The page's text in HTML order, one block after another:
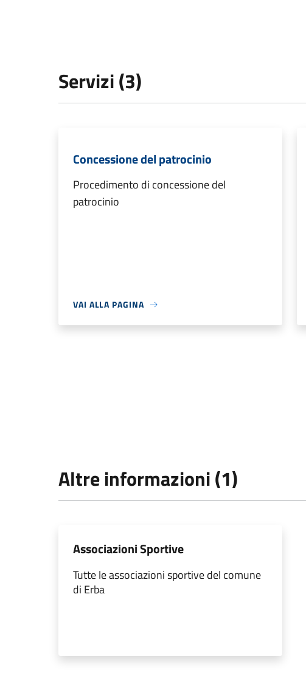
Servizi (3)
Concessione del patrocinio
Procedimento di concessione del
patrocinio
VAI ALLA PAGINA
Altre informazioni (1)
Associazioni Sportive
Tutte le associazioni sportive del comune
di Erba